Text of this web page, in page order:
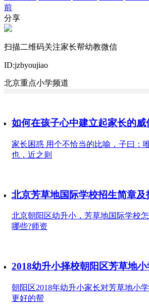
前
分享
扫描二维码关注家长帮幼教微信
ID:jzbyoujiao
北京重点小学频道
如何在孩子心中建立起家长的威
家长困惑 用个不恰当的比喻，子曰：
也，近之则
北京芳草地国际学校招生简章及
北京朝阳区幼升小，芳草地国际学校
哪些?师资
2018幼升小择校朝阳区芳草地
朝阳区2018年幼升小家长对芳草地小
更好的帮